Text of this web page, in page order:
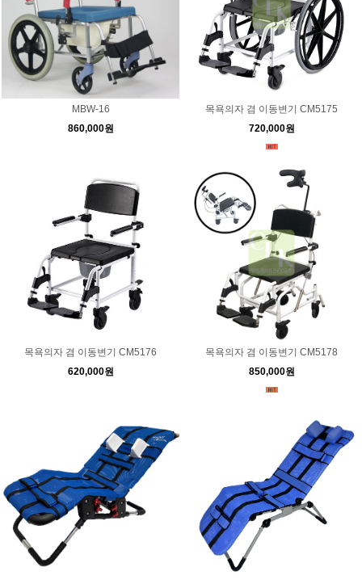
MBW-16
860,000원
목욕의자 겸 이동변기 CM5175
720,000원
목욕의자 겸 이동변기 CM5176
620,000원
목욕의자 겸 이동변기 CM5178
850,000원